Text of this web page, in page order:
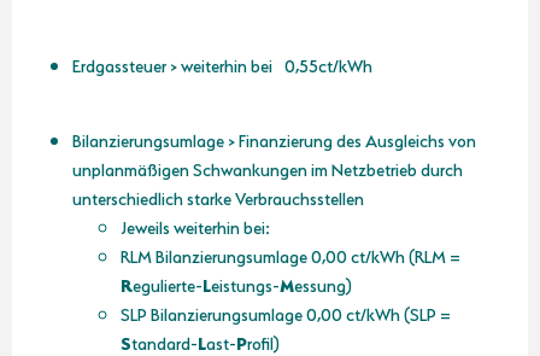
Erdgassteuer > weiterhin bei 0,55ct/kWh
Bilanzierungsumlage > Finanzierung des Ausgleichs von
unplanmäßigen Schwankungen im Netzbetrieb durch
unterschiedlich starke Verbrauchsstellen
Jeweils weiterhin bei:
RLM Bilanzierungsumlage 0,00 ct/kWh (RLM =
Regulierte-Leistungs-Messung)
SLP Bilanzierungsumlage 0,00 ct/kWh (SLP =
Standard-Last-Profil)